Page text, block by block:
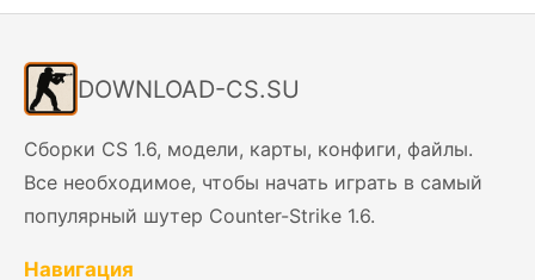
DOWNLOAD-CS.SU
Сборки CS 1.6, модели, карты, конфиги, файлы.
Все необходимое, чтобы начать играть в самый
популярный шутер Counter-Strike 1.6.
Навигация